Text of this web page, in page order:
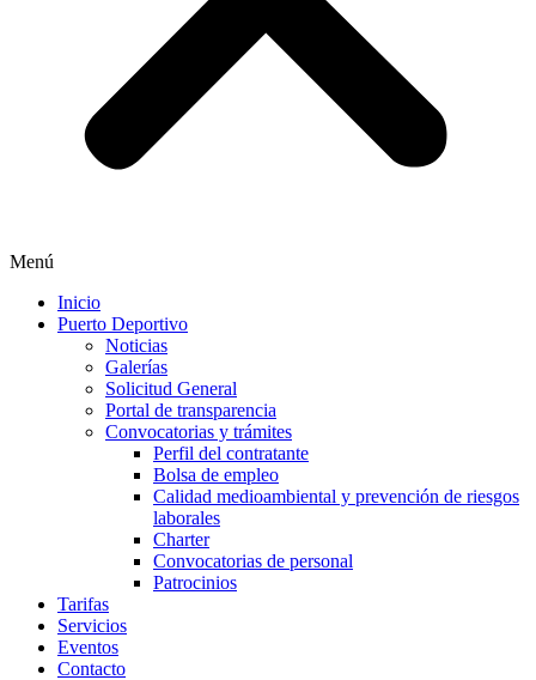
Menú
Inicio
Puerto Deportivo
Noticias
Galerías
Solicitud General
Portal de transparencia
Convocatorias y trámites
Perfil del contratante
Bolsa de empleo
Calidad medioambiental y prevención de riesgos
laborales
Charter
Convocatorias de personal
Patrocinios
Tarifas
Servicios
Eventos
Contacto